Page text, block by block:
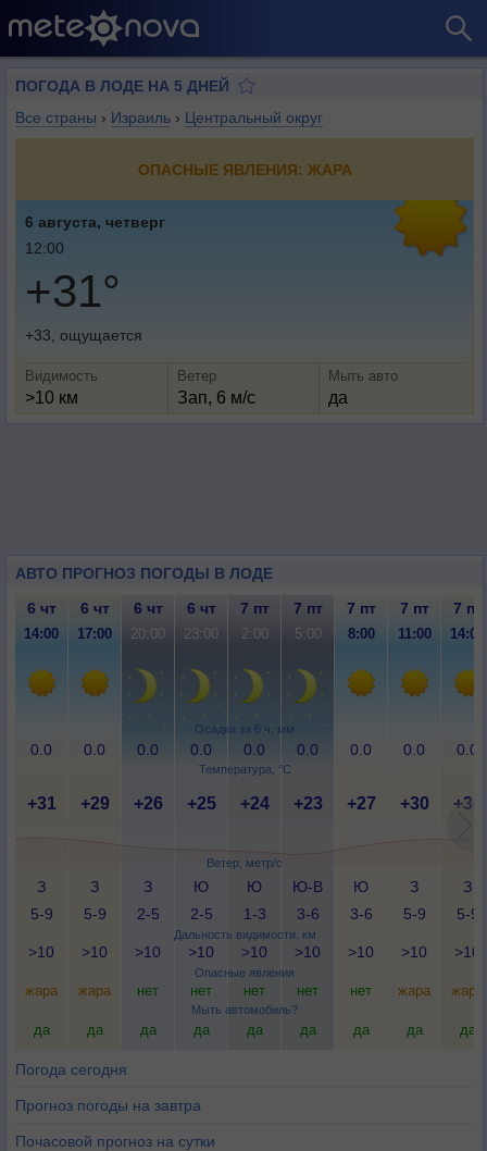
ПОГОДА В ЛОДЕ НА 5 ДНЕЙ
Все страны › Израиль › Центральный округ
ОПАСНЫЕ ЯВЛЕНИЯ: ЖАРА
6 августа, четверг
12:00
+31°
+33, ощущается
Видимость
>10 км
Ветер
Зап, 6 м/с
Мыть авто
да
АВТО ПРОГНОЗ ПОГОДЫ В ЛОДЕ
Осадки за 6 ч, мм
Температура, °C
Ветер, метр/с
Дальность видимости, км
Опасные явления
Мыть автомобиль?
6 чт 6 чт 6 чт 6 чт 7 пт 7 пт 7 пт 7 пт 7 пт
14:00 17:00 20:00 23:00 2:00 5:00 8:00 11:00 14:00
0.0 0.0 0.0 0.0 0.0 0.0 0.0 0.0 0.0
+31 +29 +26 +25 +24 +23 +27 +30 +30
З
5-9
З
5-9
З
2-5
Ю
2-5
Ю
1-3
Ю-В
3-6
Ю
3-6
З
5-9
З
5-9
>10 >10 >10 >10 >10 >10 >10 >10 >10
жара жара нет нет нет нет нет жара жара
да да да да да да да да да
Погода сегодня
Прогноз погоды на завтра
Почасовой прогноз на сутки